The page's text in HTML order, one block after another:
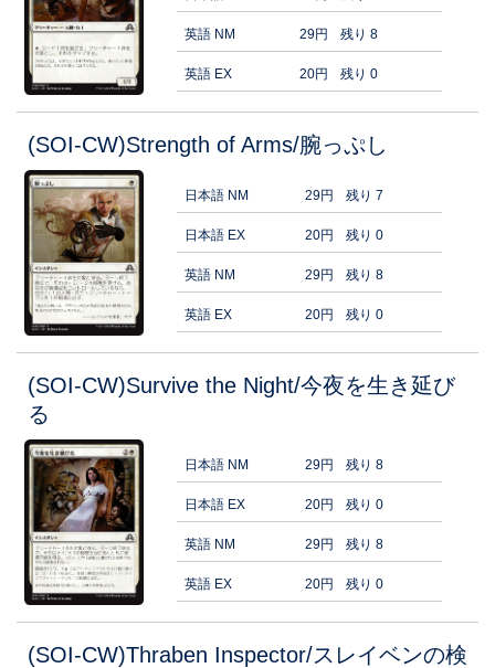
英語 NM 29円 残り 8
英語 EX 20円 残り 0
(SOI-CW)Strength of Arms/腕っぷし
日本語 NM 29円 残り 7
日本語 EX 20円 残り 0
英語 NM 29円 残り 8
英語 EX 20円 残り 0
(SOI-CW)Survive the Night/今夜を生き延び
る
日本語 NM 29円 残り 8
日本語 EX 20円 残り 0
英語 NM 29円 残り 8
英語 EX 20円 残り 0
(SOI-CW)Thraben Inspector/スレイベンの検